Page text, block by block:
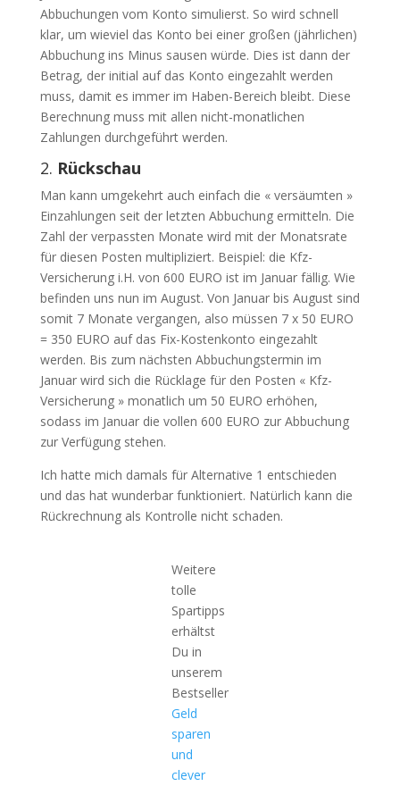
Abbuchungen vom Konto simulierst. So wird schnell
klar, um wieviel das Konto bei einer großen (jährlichen)
Abbuchung ins Minus sausen würde. Dies ist dann der
Betrag, der initial auf das Konto eingezahlt werden
muss, damit es immer im Haben-Bereich bleibt. Diese
Berechnung muss mit allen nicht-monatlichen
Zahlungen durchgeführt werden.
2. Rückschau
Man kann umgekehrt auch einfach die « versäumten »
Einzahlungen seit der letzten Abbuchung ermitteln. Die
Zahl der verpassten Monate wird mit der Monatsrate
für diesen Posten multipliziert. Beispiel: die Kfz-
Versicherung i.H. von 600 EURO ist im Januar fällig. Wie
befinden uns nun im August. Von Januar bis August sind
somit 7 Monate vergangen, also müssen 7 x 50 EURO
= 350 EURO auf das Fix-Kostenkonto eingezahlt
werden. Bis zum nächsten Abbuchungstermin im
Januar wird sich die Rücklage für den Posten « Kfz-
Versicherung » monatlich um 50 EURO erhöhen,
sodass im Januar die vollen 600 EURO zur Abbuchung
zur Verfügung stehen.
Ich hatte mich damals für Alternative 1 entschieden
und das hat wunderbar funktioniert. Natürlich kann die
Rückrechnung als Kontrolle nicht schaden.
Weitere
tolle
Spartipps
erhältst
Du in
unserem
Bestseller
Geld
sparen
und
clever